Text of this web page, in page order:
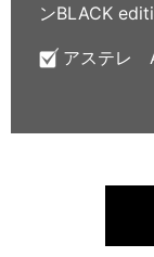
ンBLACK
アステレ